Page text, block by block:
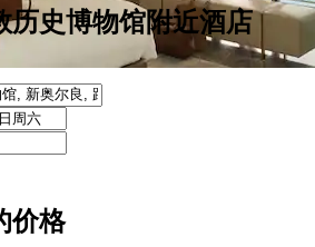
历史博物馆附近酒店
价格